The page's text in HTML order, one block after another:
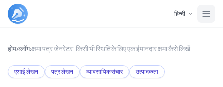
हिन्दी
होम›ब्लॉग›क्षमा पत्र जेनरेटर: किसी भी स्थिति के लिए एक ईमानदार क्षमा कैसे लिखें
एआई लेखन पत्र लेखन व्यावसायिक संचार उत्पादकता